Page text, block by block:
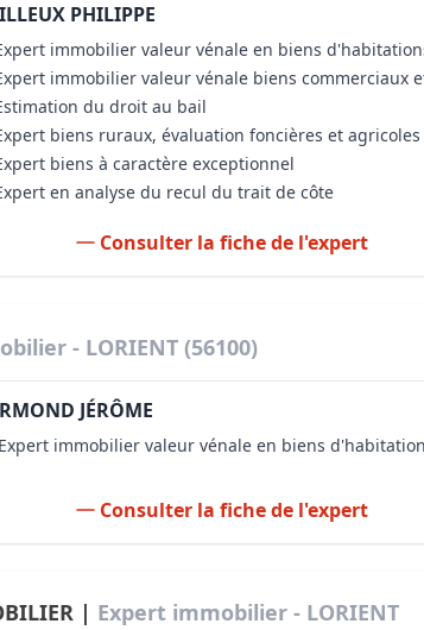
PHILIPPE
immobilier valeur vénale en biens
immobilier valeur vénale biens commerciaux
du droit au bail
biens ruraux, évaluation foncières et agricoles
biens à caractère exceptionnel
en analyse du recul du trait de côte
Consulter la fiche de l'expert
- LORIENT (56100)
JÉRÔME
Expert immobilier valeur vénale en biens
Consulter la fiche de l'expert
| Expert immobilier - LORIENT